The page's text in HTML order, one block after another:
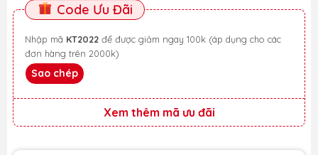
Code Ưu Đãi
Nhập mã KT2022
đơn hàng trên 2000k)
Sao chép
Xem thêm mã ưu đãi